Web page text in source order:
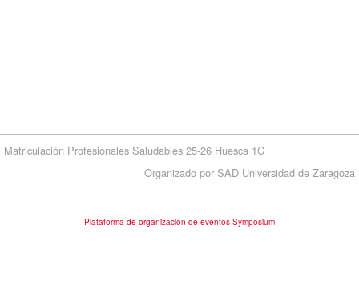
Matriculación Profesionales Saludables 25-26 Huesca 1C
Organizado por SAD Universidad de Zaragoza
Plataforma de organización de eventos Symposium